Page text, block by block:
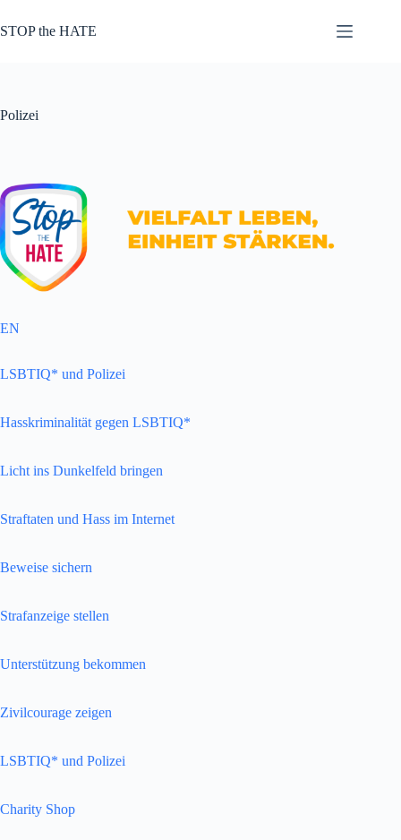
Inhalt
springen
STOP the HATE
Polizei
EN
LSBTIQ* und Polizei
Hasskriminalität gegen LSBTIQ*
Licht ins Dunkelfeld bringen
Straftaten und Hass im Internet
Beweise sichern
Strafanzeige stellen
Unterstützung bekommen
Zivilcourage zeigen
LSBTIQ* und Polizei
Charity Shop